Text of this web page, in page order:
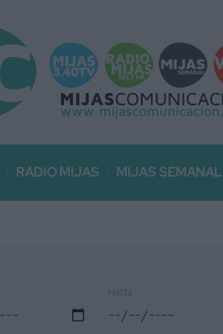
RADIO MIJAS MIJAS SEMANAL